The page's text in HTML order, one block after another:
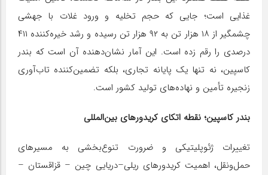
غذایی است؛ جایی که حجم تخلیه و ورود غلات با جهشی
چشمگیر از ۱۸ هزار تن به ۹۲ هزار تن رسیده و رشد خیره‌کننده ۴۱۱
درصدی را رقم زده است. این آمار نشان‌دهنده آن است که بندر
کاسپین، نه تنها یک پایانه تجاری، بلکه تضمین‌کننده تاب‌آوری
زنجیره تأمین و نهاده‌های تولید کشور است.
بندر کاسپین؛ نقطه اتکای کریدورهای بین‌المللی
تغییرات ژئوپلیتیکی و ضرورت تنوع‌بخشی به مسیرهای
حمل‌ونقل، اهمیت کریدورهای ریلی–دریایی چین – قزاقستان –